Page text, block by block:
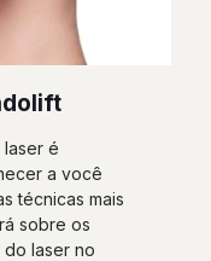
é
a você
técnicas mais
sobre os
laser no